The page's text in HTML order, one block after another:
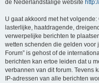
de Nederlandstalige website
U gaat akkoord met het
lasterlijke, haatdragende,
verwerpelijke berichten te
wetten schenden die gelden voor
Forum” is gehost of de
berichten kan ertoe leiden dat u
verbannen van dit forum. Tevens
IP-adressen van alle berichten